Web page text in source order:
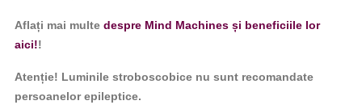
Aflați mai multedespre Mind Machines și beneficiile lor
aici!!
Atenție! Luminile stroboscobice nu sunt recomandate
persoanelor epileptice.